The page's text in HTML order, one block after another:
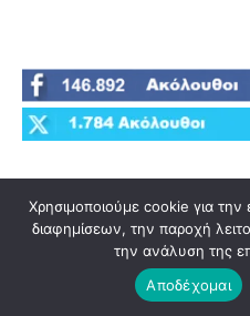
© e-
Χρησιμοποιούμε cookie για την
διαφημίσεων, την παροχή
την ανάλυση της
Αποδέχομαι